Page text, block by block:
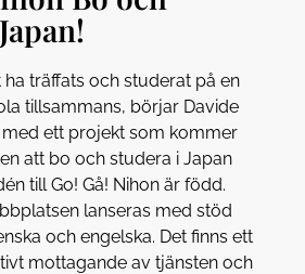
träffats och studerat på en
tillsammans, börjar Davide
ett projekt som kommer
att bo och studera i Japan
till Go! Gå! Nihon är född.
lanseras med stöd
och engelska. Det finns ett
mottagande av tjänsten och